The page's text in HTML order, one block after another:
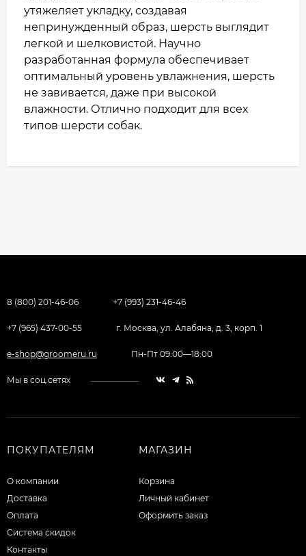
утяжеляет укладку, создавая
непринужденный образ, шерсть выглядит
легкой и шелковистой. Научно
разработанная формула обеспечивает
оптимальный уровень увлажнения, шерсть
не завивается, даже при высокой
влажности. Отлично подходит для всех
типов шерсти собак.
8 (800) 201-46-06 +7 (993) 231-46-46
+7 (965) 437-00-55 г. Москва, ул. Алабяна, д. 3, корп. 1
e-shop@groomeru.ru Пн-Пт 09:00—18:00
Мы в соц.сетях
ПОКУПАТЕЛЯМ
О компании
Доставка
Оплата
Система скидок
Контакты
МАГАЗИН
Корзина
Личный кабинет
Оформить заказ